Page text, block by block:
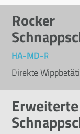
Rocker
Direkte
HA-MD-R
Erweiterte